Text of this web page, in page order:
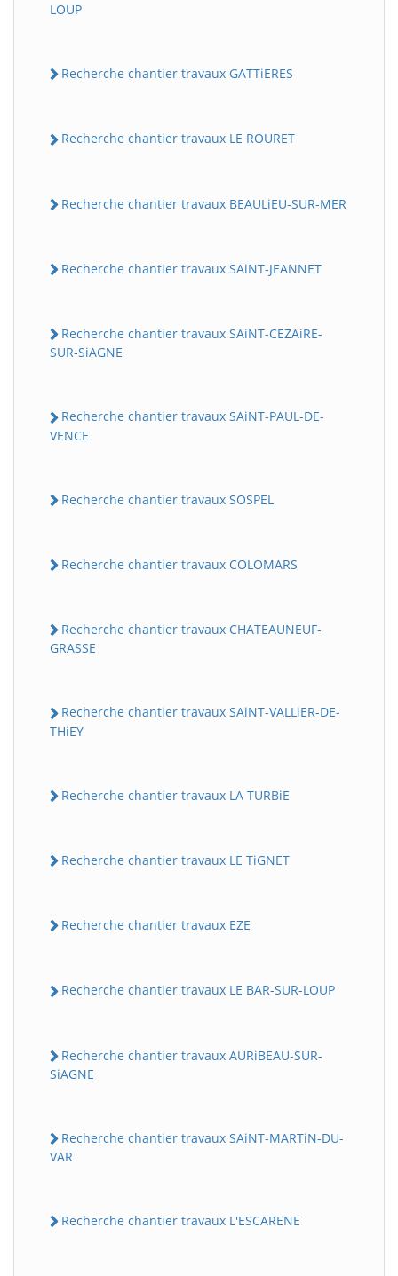
LOUP
Recherche chantier travaux GATTiERES
Recherche chantier travaux LE ROURET
Recherche chantier travaux BEAULiEU-SUR-MER
Recherche chantier travaux SAiNT-JEANNET
Recherche chantier travaux SAiNT-CEZAiRE-
SUR-SiAGNE
Recherche chantier travaux SAiNT-PAUL-DE-
VENCE
Recherche chantier travaux SOSPEL
Recherche chantier travaux COLOMARS
Recherche chantier travaux CHATEAUNEUF-
GRASSE
Recherche chantier travaux SAiNT-VALLiER-DE-
THiEY
Recherche chantier travaux LA TURBiE
Recherche chantier travaux LE TiGNET
Recherche chantier travaux EZE
Recherche chantier travaux LE BAR-SUR-LOUP
Recherche chantier travaux AURiBEAU-SUR-
SiAGNE
Recherche chantier travaux SAiNT-MARTiN-DU-
VAR
Recherche chantier travaux L'ESCARENE